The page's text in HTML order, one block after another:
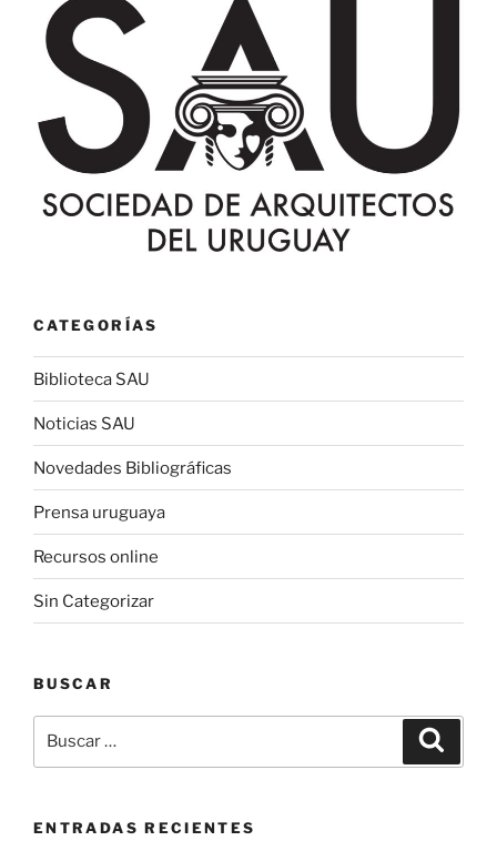
CATEGORÍAS
Biblioteca SAU
Noticias SAU
Novedades Bibliográficas
Prensa uruguaya
Recursos online
Sin Categorizar
BUSCAR
por:
ENTRADAS RECIENTES